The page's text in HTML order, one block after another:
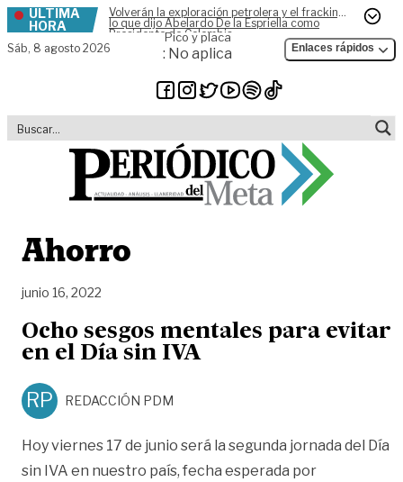
Skip to content
ÚLTIMA
HORA
Volverán la exploración petrolera y el fracking,
lo que dijo Abelardo De la Espriella como
Presidente de Colombia
Sáb, 8 agosto 2026
Pico y placa
: No aplica Enlaces rápidos
Ahorro
junio 16, 2022
Ocho sesgos mentales para evitar
en el Día sin IVA
RP REDACCIÓN PDM
Hoy viernes 17 de junio será la segunda jornada del Día
sin IVA en nuestro país, fecha esperada por